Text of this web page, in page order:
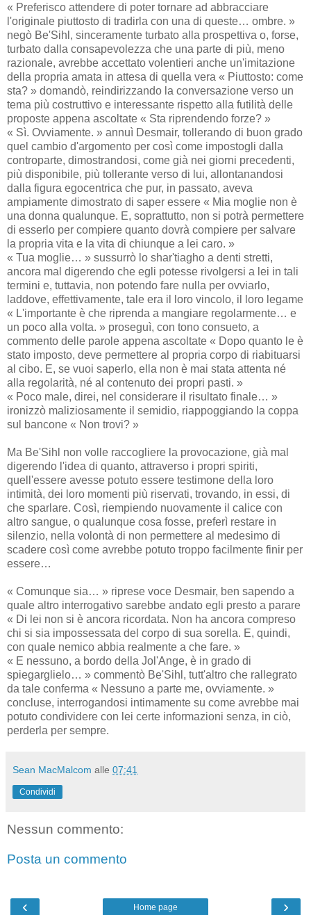
« Preferisco attendere di poter tornare ad abbracciare
l'originale piuttosto di tradirla con una di queste… ombre. »
negò Be'Sihl, sinceramente turbato alla prospettiva o, forse,
turbato dalla consapevolezza che una parte di più, meno
razionale, avrebbe accettato volentieri anche un'imitazione
della propria amata in attesa di quella vera « Piuttosto: come
sta? » domandò, reindirizzando la conversazione verso un
tema più costruttivo e interessante rispetto alla futilità delle
proposte appena ascoltate « Sta riprendendo forze? »
« Sì. Ovviamente. » annuì Desmair, tollerando di buon grado
quel cambio d'argomento per così come impostogli dalla
controparte, dimostrandosi, come già nei giorni precedenti,
più disponibile, più tollerante verso di lui, allontanandosi
dalla figura egocentrica che pur, in passato, aveva
ampiamente dimostrato di saper essere « Mia moglie non è
una donna qualunque. E, soprattutto, non si potrà permettere
di esserlo per compiere quanto dovrà compiere per salvare
la propria vita e la vita di chiunque a lei caro. »
« Tua moglie… » sussurrò lo shar'tiagho a denti stretti,
ancora mal digerendo che egli potesse rivolgersi a lei in tali
termini e, tuttavia, non potendo fare nulla per ovviarlo,
laddove, effettivamente, tale era il loro vincolo, il loro legame
« L'importante è che riprenda a mangiare regolarmente… e
un poco alla volta. » proseguì, con tono consueto, a
commento delle parole appena ascoltate « Dopo quanto le è
stato imposto, deve permettere al propria corpo di riabituarsi
al cibo. E, se vuoi saperlo, ella non è mai stata attenta né
alla regolarità, né al contenuto dei propri pasti. »
« Poco male, direi, nel considerare il risultato finale… »
ironizzò maliziosamente il semidio, riappoggiando la coppa
sul bancone « Non trovi? »
Ma Be'Sihl non volle raccogliere la provocazione, già mal
digerendo l'idea di quanto, attraverso i propri spiriti,
quell'essere avesse potuto essere testimone della loro
intimità, dei loro momenti più riservati, trovando, in essi, di
che sparlare. Così, riempiendo nuovamente il calice con
altro sangue, o qualunque cosa fosse, preferì restare in
silenzio, nella volontà di non permettere al medesimo di
scadere così come avrebbe potuto troppo facilmente finir per
essere…
« Comunque sia… » riprese voce Desmair, ben sapendo a
quale altro interrogativo sarebbe andato egli presto a parare
« Di lei non si è ancora ricordata. Non ha ancora compreso
chi si sia impossessata del corpo di sua sorella. E, quindi,
con quale nemico abbia realmente a che fare. »
« E nessuno, a bordo della Jol'Ange, è in grado di
spiegarglielo… » commentò Be'Sihl, tutt'altro che rallegrato
da tale conferma « Nessuno a parte me, ovviamente. »
concluse, interrogandosi intimamente su come avrebbe mai
potuto condividere con lei certe informazioni senza, in ciò,
perderla per sempre.
Sean MacMalcom alle 07:41
Condividi
Nessun commento:
Posta un commento
‹ ›
Home page